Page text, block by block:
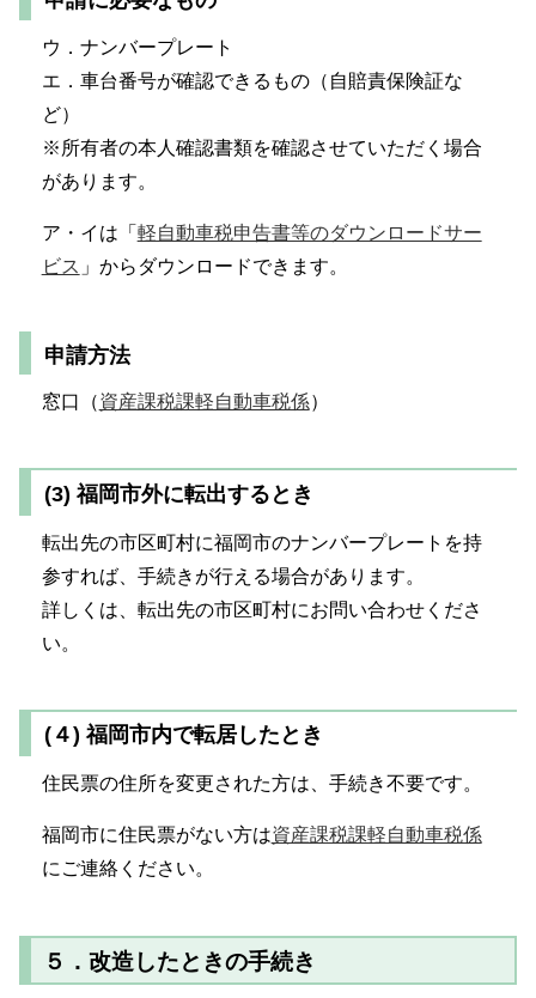
ウ．ナンバープレート
エ．車台番号が確認できるもの（自賠責保険証な
ど）
※所有者の本人確認書類を確認させていただく場合
があります。
ア・イは「 軽自動車税申告書等のダウンロードサー
ビス 」からダウンロードできます。
申請方法
窓口（資産課税課軽自動車税係）
(3) 福岡市外に転出するとき
転出先の市区町村に福岡市のナンバープレートを持
参すれば、手続きが行える場合があります。
詳しくは、転出先の市区町村にお問い合わせくださ
い。
(４) 福岡市内で転居したとき
住民票の住所を変更された方は、手続き不要です。
福岡市に住民票がない方は資産課税課軽自動車税係
にご連絡ください。
５．改造したときの手続き